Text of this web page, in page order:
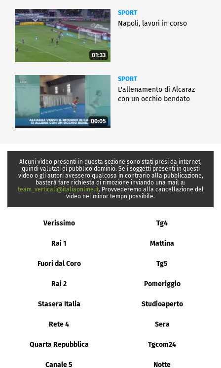
01:33
SPORT
Napoli, lavori in corso
00:05
SPORT
L'allenamento di Alcaraz
con un occhio bendato
Alcuni video presenti in questa sezione sono stati presi da internet,
quindi valutati di pubblico dominio. Se i soggetti presenti in questi
video o gli autori avessero qualcosa in contrario alla pubblicazione,
basterà fare richiesta di rimozione inviando una mail a:
team_verticali@italiaonline.it. Provvederemo alla cancellazione del
video nel minor tempo possibile.
Verissimo Tg4
Rai 1 Mattina
Fuori dal Coro Tg5
Rai 2 Pomeriggio
Stasera Italia Studioaperto
Rete 4 Sera
Quarta Repubblica Tgcom24
Canale 5 Notte